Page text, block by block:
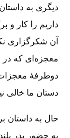
دیگری به
داریم را کار و
آن شکرگزاری
معجزه‌ای که در
دوطرفۀ
دستان ما خالی
حال به داستان
به حضور پدر